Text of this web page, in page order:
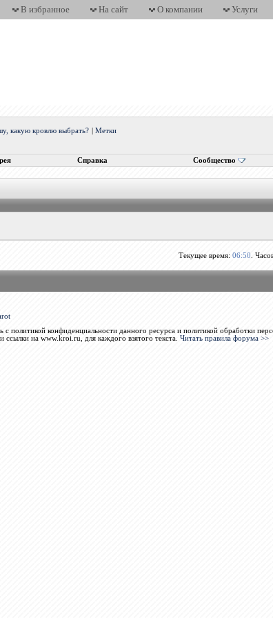
В избранное На сайт О компании Услуги
какую кровлю выбрать? |Метки
Справка Сообщество
Текущее время: 06:50 .
конфиденциальности данного ресурса и политикой обработки
ссылки на www.kroi.ru, для каждого взятого текста. Читать правила форума >>